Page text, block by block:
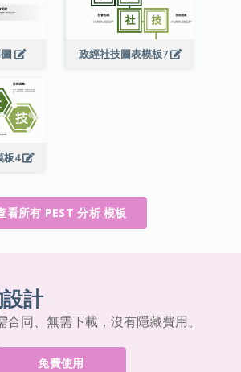
政經社技圖表模板7
板4
看所有 PEST 分析 模板
計
同、無需下載，沒有隱藏費用。
免費使用